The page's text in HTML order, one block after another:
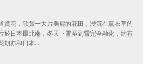
賞花，欣賞一大片美麗的花田，浸沉在薰衣草的
於日本最北端，冬天下雪至到雪完全融化，約有
期亦和日本…